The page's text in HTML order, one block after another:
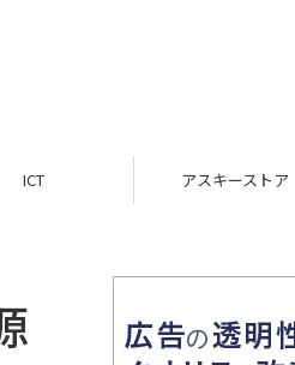
ICT アスキーストア